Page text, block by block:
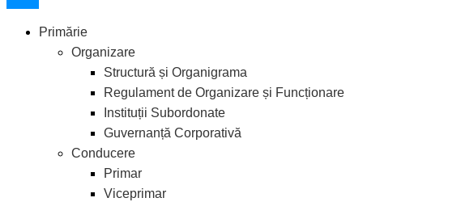
Primărie
Organizare
Structură și Organigrama
Regulament de Organizare și Funcționare
Instituții Subordonate
Guvernanță Corporativă
Conducere
Primar
Viceprimar